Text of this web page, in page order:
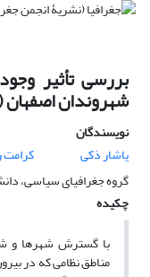
بررسی تأثیر
شهروندان اصفهان
نویسندگان
یاشار ذکی
کرامت
گروه جغرافیای سیاسی،
چکیده
با گسترش شهرها و
مناطق نظامی که در